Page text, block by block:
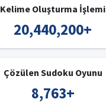
Kelime Oluşturma İşlemi
20,440,200+
Çözülen Sudoku Oyunu
8,763+